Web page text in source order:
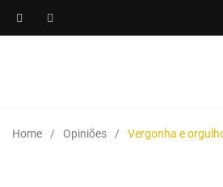
Home Opiniões Vergonha e